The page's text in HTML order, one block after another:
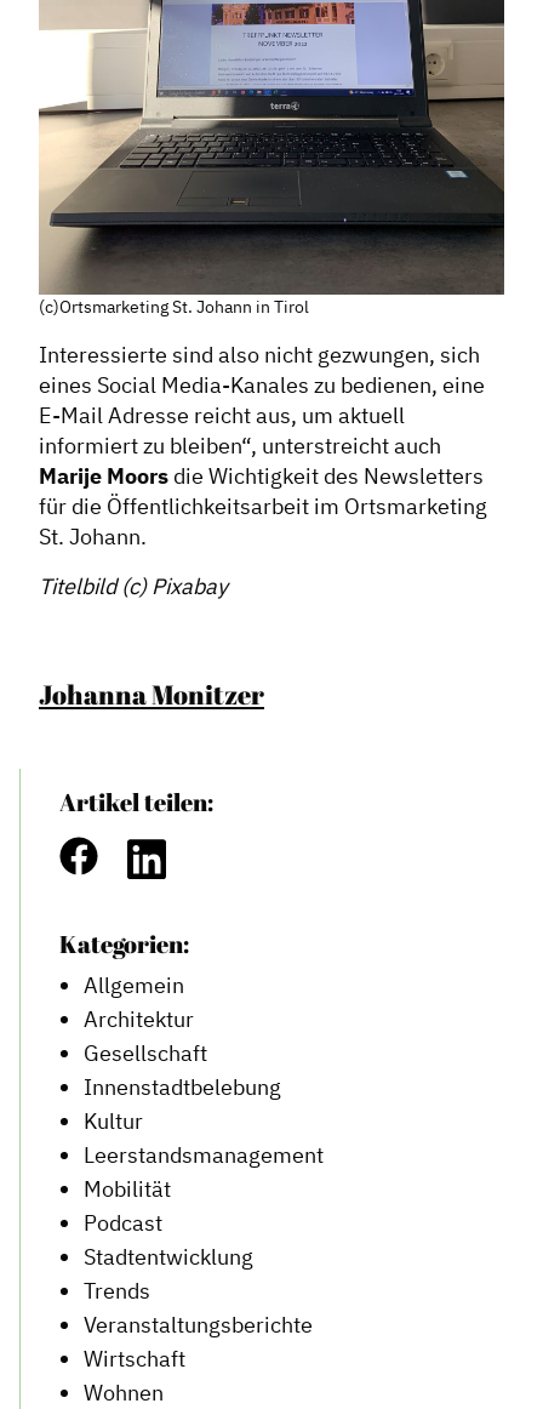
(c)Ortsmarketing St. Johann in Tirol
Interessierte sind also nicht gezwungen, sich
eines Social Media-Kanales zu bedienen, eine
E-Mail Adresse reicht aus, um aktuell
informiert zu bleiben“, unterstreicht auch
Marije Moors die Wichtigkeit des Newsletters
für die Öffentlichkeitsarbeit im Ortsmarketing
St. Johann.
Titelbild (c) Pixabay
Johanna Monitzer
Artikel teilen:
Kategorien:
Allgemein
Architektur
Gesellschaft
Innenstadtbelebung
Kultur
Leerstandsmanagement
Mobilität
Podcast
Stadtentwicklung
Trends
Veranstaltungsberichte
Wirtschaft
Wohnen